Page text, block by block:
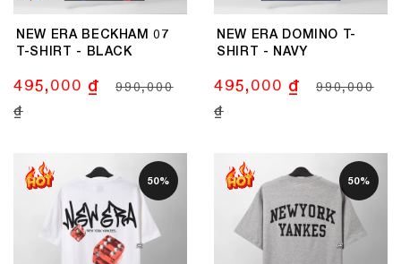
NEW ERA BECKHAM 07
T-SHIRT - BLACK
495,000 ₫
990,000
₫
NEW ERA DOMINO T-
SHIRT - NAVY
495,000 ₫
990,000
₫
50% 50%